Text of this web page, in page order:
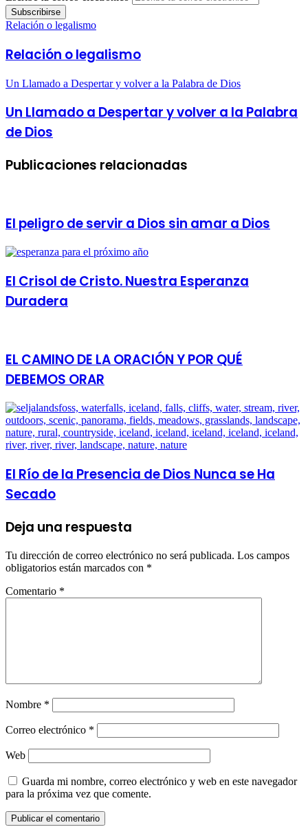
Relación o legalismo
Relación o legalismo
Un Llamado a Despertar y volver a la Palabra de Dios
Un Llamado a Despertar y volver a la Palabra
de Dios
Publicaciones relacionadas
El peligro de servir a Dios sin amar a Dios
El Crisol de Cristo. Nuestra Esperanza
Duradera
EL CAMINO DE LA ORACIÓN Y POR QUÉ
DEBEMOS ORAR
El Río de la Presencia de Dios Nunca se Ha
Secado
Deja una respuesta
Tu dirección de correo electrónico no será publicada. Los campos
obligatorios están marcados con *
Comentario *
Nombre *
Correo electrónico *
Web
Guarda mi nombre, correo electrónico y web en este navegador
para la próxima vez que comente.